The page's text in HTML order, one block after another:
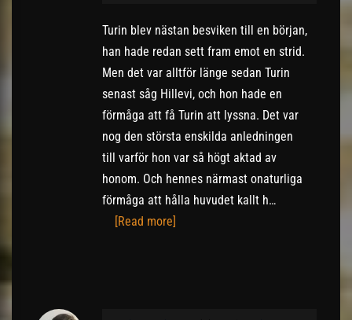
Turin blev nästan besviken till en början,
han hade redan sett fram emot en strid.
Men det var alltför länge sedan Turin
senast såg Hillevi, och hon hade en
förmåga att få Turin att lyssna. Det var
nog den största enskilda anledningen
till varför hon var så högt aktad av
honom. Och hennes närmast onaturliga
förmåga att hålla huvudet kallt h…
[Read more]